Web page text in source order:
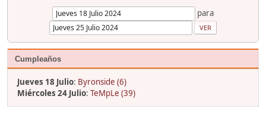
para
Cumpleaños
Jueves 18 Julio: Byronside (6)
Miércoles 24 Julio: TeMpLe (39)